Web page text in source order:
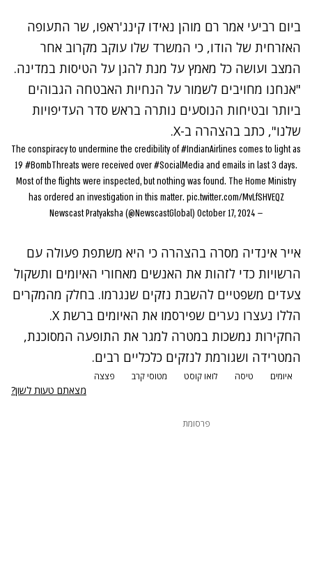
ביום רביעי אמר רם מוהן נאידו קינג'ראפו, שר התעופה
האזרחית של הודו, כי המשרד שלו עוקב מקרוב אחר
המצב ועושה כל מאמץ על מנת להגן על הטיסות במדינה.
"אנחנו מחויבים לשמור על הנחיות האבטחה הגבוהים
ביותר ובטיחות הנוסעים נותרה בראש סדר העדיפויות
שלנו", כתב בהצהרה ב-X.
The conspiracy to undermine the credibility of#IndianAirlines comes to light as
19 #BombThreats were received over#SocialMedia and emails in last 3 days.
Most of the flights were inspected, but nothing was found. The Home Ministry
has ordered an investigation in this matter. pic.twitter.com/MvLfSHVEQZ
— Newscast Pratyaksha (@NewscastGlobal)
October 17, 2024
אייר אינדיה מסרה בהצהרה כי היא משתפת פעולה עם
הרשויות כדי לזהות את האנשים מאחורי האיומים ותשקול
צעדים משפטיים להשבת נזקים שנגרמו. בחלק מהמקרים
הללו נעצרו נערים שפירסמו את האיומים ברשת X.
החקירות נמשכות במטרה למגר את התופעה המסוכנת,
המטרידה ושגורמת לנזקים כלכליים רבים.
איומים טיסה לואו קוסט מטוסי קרב פצצה
מצאתם טעות לשון?
פרסומת